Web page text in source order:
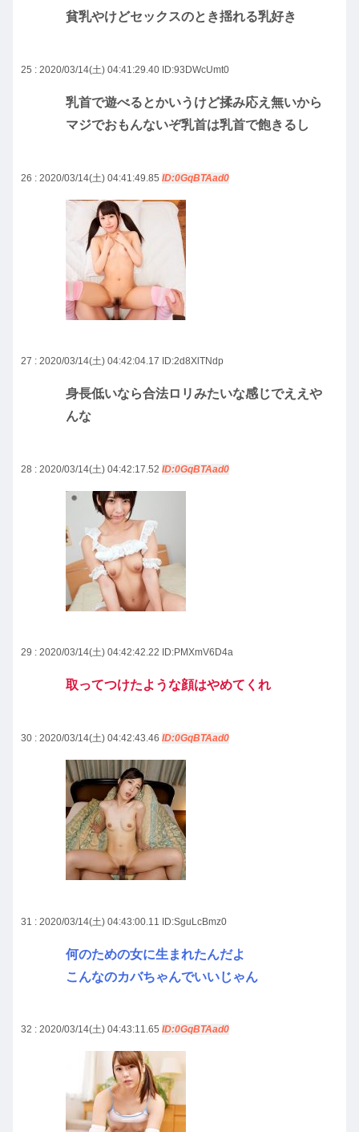
貧乳やけどセックスのとき揺れる乳好き
25 : 2020/03/14(土) 04:41:29.40 ID:93DWcUmt0
乳首で遊べるとかいうけど揉み応え無いから
マジでおもんないぞ乳首は乳首で飽きるし
26 : 2020/03/14(土) 04:41:49.85 ID:0GqBTAad0
27 : 2020/03/14(土) 04:42:04.17 ID:2d8XlTNdp
身長低いなら合法ロリみたいな感じでええや
んな
28 : 2020/03/14(土) 04:42:17.52 ID:0GqBTAad0
29 : 2020/03/14(土) 04:42:42.22 ID:PMXmV6D4a
取ってつけたような顔はやめてくれ
30 : 2020/03/14(土) 04:42:43.46 ID:0GqBTAad0
31 : 2020/03/14(土) 04:43:00.11 ID:SguLcBmz0
何のための女に生まれたんだよ
こんなのカバちゃんでいいじゃん
32 : 2020/03/14(土) 04:43:11.65 ID:0GqBTAad0